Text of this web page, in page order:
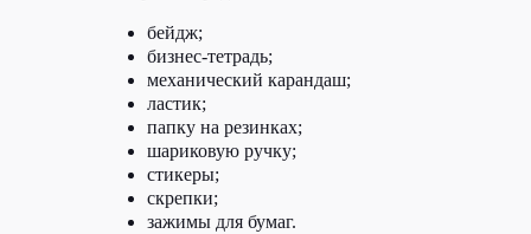
бейдж;
бизнес-тетрадь;
механический карандаш;
ластик;
папку на резинках;
шариковую ручку;
стикеры;
скрепки;
зажимы для бумаг.